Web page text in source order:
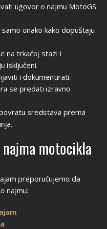
ugovor o najmu MotoGS
onako kako dopuštaju
na trkaćoj stazi i
isključeni.
i dokumentirati.
se predati izravno
sredstava prema
motocikla
preporučujemo da
najmu: